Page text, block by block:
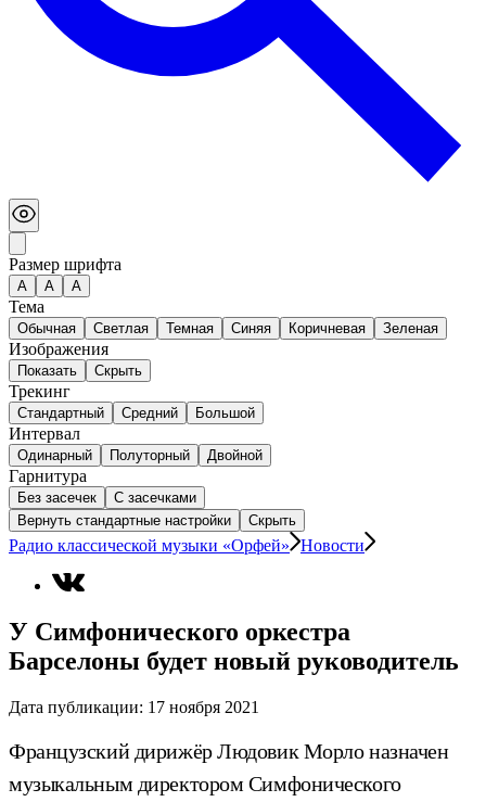
Размер шрифта
А A A
Тема
Обычная Светлая Темная Синяя Коричневая Зеленая
Изображения
Показать Скрыть
Трекинг
Стандартный Средний Большой
Интервал
Одинарный Полуторный Двойной
Гарнитура
Без засечек
С засечками
Вернуть стандартные настройки
Скрыть
Радио классической музыки «Орфей» Новости
У Симфонического оркестра
Барселоны будет новый руководитель
Дата публикации: 17 ноября 2021
Французский дирижёр Людовик Морло назначен
музыкальным директором Симфонического